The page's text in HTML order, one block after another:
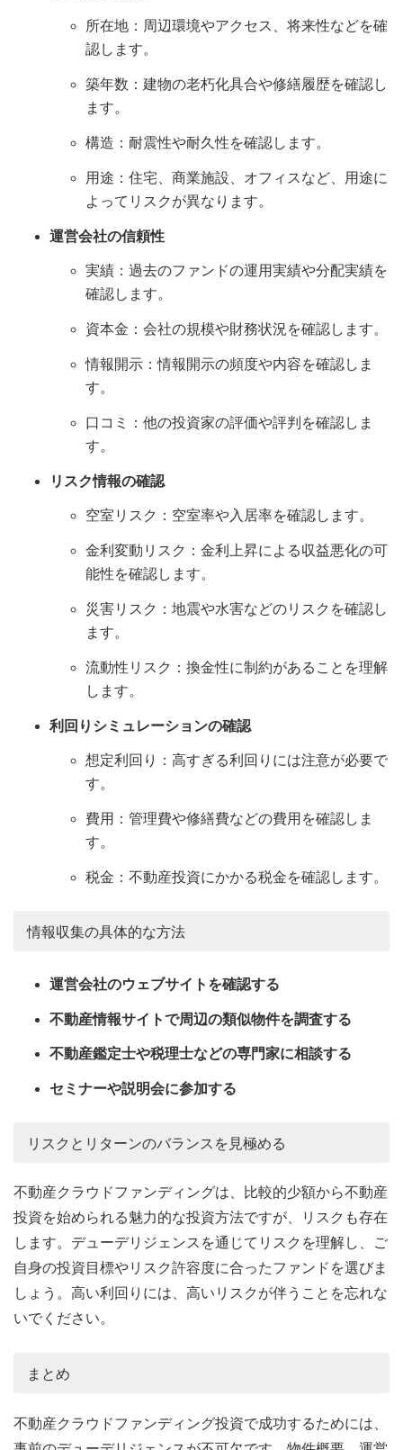
所在地：周辺環境やアクセス、将来性などを確
認します。
築年数：建物の老朽化具合や修繕履歴を確認し
ます。
構造：耐震性や耐久性を確認します。
用途：住宅、商業施設、オフィスなど、用途に
よってリスクが異なります。
運営会社の信頼性
実績：過去のファンドの運用実績や分配実績を
確認します。
資本金：会社の規模や財務状況を確認します。
情報開示：情報開示の頻度や内容を確認しま
す。
口コミ：他の投資家の評価や評判を確認しま
す。
リスク情報の確認
空室リスク：空室率や入居率を確認します。
金利変動リスク：金利上昇による収益悪化の可
能性を確認します。
災害リスク：地震や水害などのリスクを確認し
ます。
流動性リスク：換金性に制約があることを理解
します。
利回りシミュレーションの確認
想定利回り：高すぎる利回りには注意が必要で
す。
費用：管理費や修繕費などの費用を確認しま
す。
税金：不動産投資にかかる税金を確認します。
情報収集の具体的な方法
運営会社のウェブサイトを確認する
不動産情報サイトで周辺の類似物件を調査する
不動産鑑定士や税理士などの専門家に相談する
セミナーや説明会に参加する
リスクとリターンのバランスを見極める
不動産クラウドファンディングは、比較的少額から不動産
投資を始められる魅力的な投資方法ですが、リスクも存在
します。デューデリジェンスを通じてリスクを理解し、ご
自身の投資目標やリスク許容度に合ったファンドを選びま
しょう。高い利回りには、高いリスクが伴うことを忘れな
いでください。
まとめ
不動産クラウドファンディング投資で成功するためには、